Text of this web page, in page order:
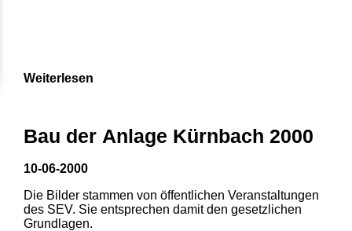
5
6
Weiterlesen
Bau der Anlage Kürnbach 2000
10-06-2000
Die Bilder stammen von öffentlichen Veranstaltungen
des SEV. Sie entsprechen damit den gesetzlichen
Grundlagen.